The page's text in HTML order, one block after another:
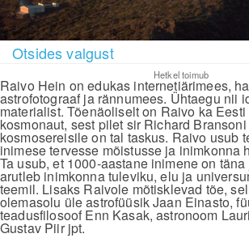
Otsides valgust
Hetkel toimub
Raivo Hein on edukas internetiärimees,
astrofotograaf ja rännumees. Ühtaegu nii
materialist. Tõenäoliselt on Raivo ka
kosmonaut, sest pilet sir Richard
kosmosereisile on tal taskus. Raivo usub
inimese tervesse mõistusse ja inimkonna
Ta usub, et 1000-aastane inimene on
arutleb inimkonna tuleviku, elu ja
teemil. Lisaks Raivole mõtisklevad tõe,
olemasolu üle astrofüüsik Jaan Einasto,
teadusfilosoof Enn Kasak, astronoom
Gustav Piir jpt.